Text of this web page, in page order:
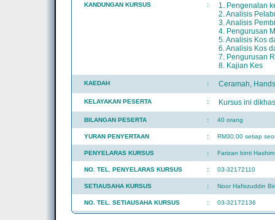
KANDUNGAN KURSUS :
1. Pengenalan
2. Analisis
3. Analisis
4. Pengurusan
5. Analisis Kos
6. Analisis Kos
7. Pengurusan
8. Kajian Kes
KAEDAH : Ceramah,
KELAYAKAN PESERTA : Kursus ini
BILANGAN PESERTA : 40 orang
YURAN PENYERTAAN : RM30.00 setiap
PENYELARAS KURSUS : Farizan binti Hashim
NO. TEL. PENYELARAS KURSUS : 03-32172110
SETIAUSAHA KURSUS : Noor Hafiszuddin
NO. TEL. SETIAUSAHA KURSUS : 03-32172136